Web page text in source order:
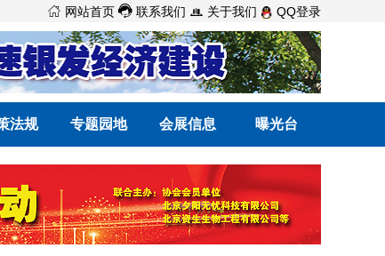
 网站首页  联系我们  关于我们 QQ登录
法规 专题园地 会展信息 曝光台